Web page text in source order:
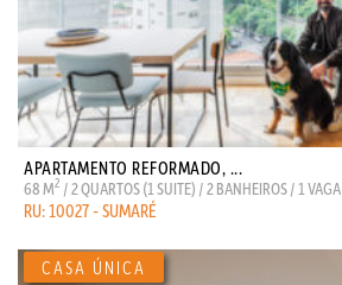
APARTAMENTO REFORMADO, ...
68 M2 / 2 QUARTOS (1 SUITE) / 2 BANHEIROS / 1 VAGA
RU: 10027 - SUMARÉ